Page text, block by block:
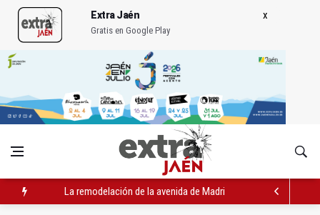
Extra Jaén
Gratis en Google Play
La remodelación de la avenida de Madrid contará con 3,2